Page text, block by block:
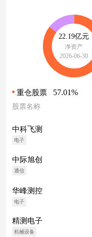
22.19亿元
净资产
2026-06-30
重仓股票 57.01%
股票名称
中科飞测
电子
中际旭创
通信
华峰测控
电子
精测电子
机械设备